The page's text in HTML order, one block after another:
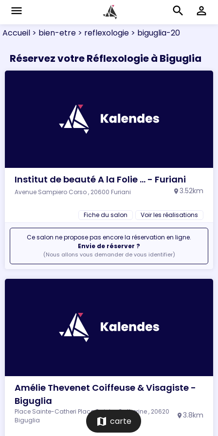
menu search perm_identity
Accueil > bien-etre > reflexologie > biguglia-20
Réservez votre Réflexologie à Biguglia
Institut de beauté A la Folie ... - Furiani
Avenue Sampiero Corso , 20600 Furiani location_on 3.52km
Fiche du salon Voir les réalisations
Ce salon ne propose pas encore la réservation en ligne.
Envie de réserver ?
(Nous allons vous demander de vous identifier)
Amélie Thevenet Coiffeuse & Visagiste -
Biguglia
Place Sainte-Catheri Place Sainte-Catherine , 20620
Biguglia
location_on 3.8km
map carte